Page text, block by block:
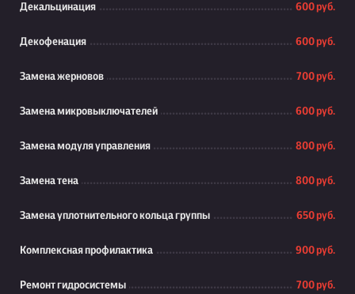
Декальцинация 600 руб.
Декофенация 600 руб.
Замена жерновов 700 руб.
Замена микровыключателей 600 руб.
Замена модуля управления 800 руб.
Замена тена 800 руб.
Замена уплотнительного кольца группы 650 руб.
Комплексная профилактика 900 руб.
Ремонт гидросистемы 700 руб.